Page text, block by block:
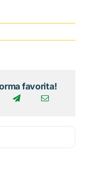
favorita!